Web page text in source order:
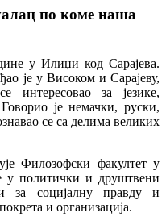
по коме наша
у Илиџи код Сарајева.
је у Високом и Сарајеву,
интересовао за језике,
је немачки, руски,
се са делима великих
Филозофски факултет у
у политички и друштвени
за социјалну правду и
и организација.